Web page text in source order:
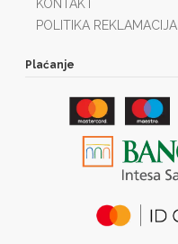
KONTAKT
POLITIKA REKLAMACIJA
Plaćanje